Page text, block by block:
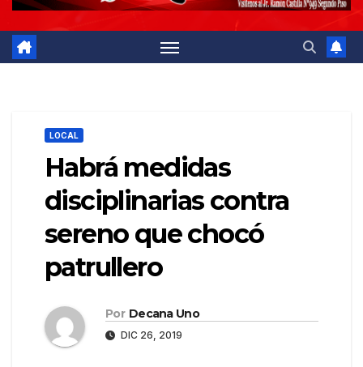
LOCAL
Habrá medidas
disciplinarias contra
sereno que chocó
patrullero
Por Decana Uno
DIC 26, 2019